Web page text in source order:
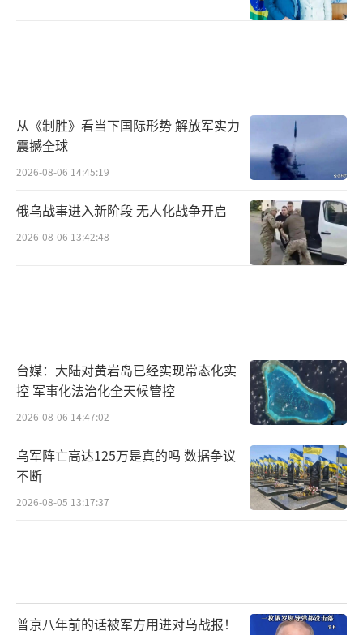
从《制胜》看当下国际形势 解放军实力
震撼全球
2026-08-06 14:45:19
俄乌战事进入新阶段 无人化战争开启
2026-08-06 13:42:48
台媒：大陆对黄岩岛已经实现常态化实
控 军事化法治化全天候管控
2026-08-06 14:47:02
乌军阵亡高达125万是真的吗 数据争议
不断
2026-08-05 13:17:37
普京八年前的话被军方用进对乌战报！